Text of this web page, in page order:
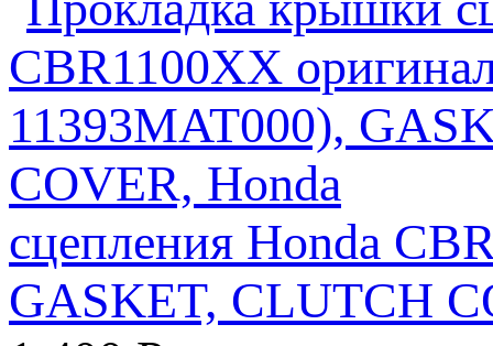
сцепления Honda
GASKET, CLUTCH